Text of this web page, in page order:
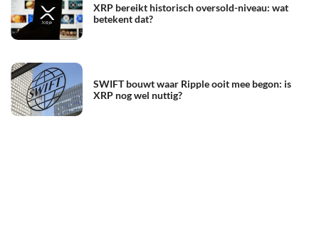
XRP bereikt historisch oversold-niveau: wat
betekent dat?
SWIFT bouwt waar Ripple ooit mee begon: is
XRP nog wel nuttig?